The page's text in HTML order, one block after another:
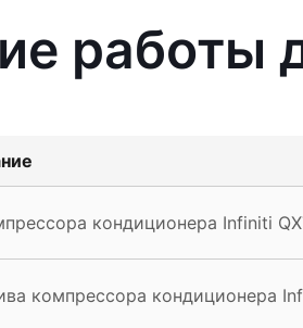
работы
кондиционера Infiniti
компрессора кондиционера